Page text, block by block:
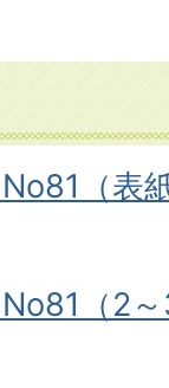
（表
（2